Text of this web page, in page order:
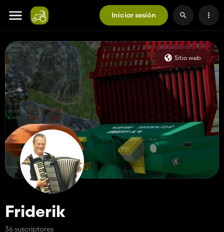
Iniciar sesión
Sitio web
Friderik
36 suscriptores